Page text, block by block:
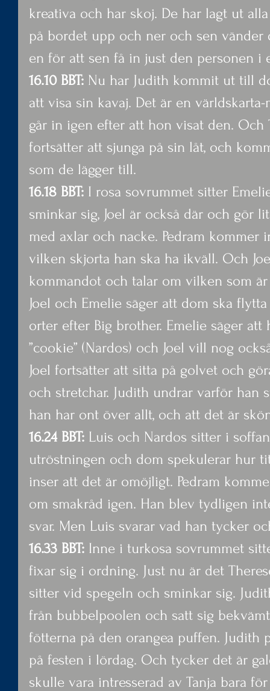
kreativa och har skoj. De har lagt ut
på bordet upp och ner och sen
en för att sen få in just den personen i
16.10 BBT: Nu har Judith kommit ut till
att visa sin kavaj. Det är en
går in igen efter att hon visat den. Och
fortsätter att sjunga på sin låt, och
som de lägger till.
16.18 BBT: I rosa sovrummet sitter
sminkar sig, Joel är också där och gör
med axlar och nacke. Pedram
vilken skjorta han ska ha ikväll. Och
kommandot och talar om vilken som
Joel och Emelie säger att dom ska
orter efter Big brother. Emelie säger
”cookie” (Nardos) och Joel vill nog
Joel fortsätter att sitta på golvet och
och stretchar. Judith undrar varför han
han har ont över allt, och att det är
16.24 BBT: Luis och Nardos sitter i
utröstningen och dom spekulerar hur
inser att det är omöjligt. Pedram
om smakråd igen. Han blev tydligen
svar. Men Luis svarar vad han tycker
16.33 BBT: Inne i turkosa sovrummet
fixar sig i ordning. Just nu är det
sitter vid spegeln och sminkar sig.
från bubbelpoolen och satt sig
fötterna på den orangea puffen. Judith
på festen i lördag. Och tycker det är
skulle vara intresserad av Tanja bara